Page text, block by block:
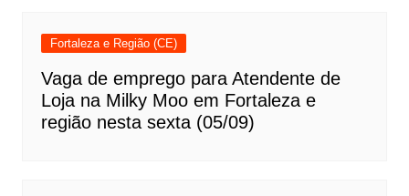
Fortaleza e Região (CE)
Vaga de emprego para Atendente de
Loja na Milky Moo em Fortaleza e
região nesta sexta (05/09)